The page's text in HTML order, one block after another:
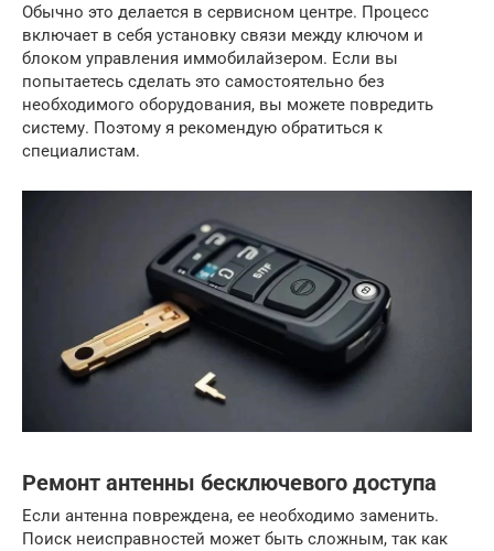
Обычно это делается в сервисном центре. Процесс
включает в себя установку связи между ключом и
блоком управления иммобилайзером. Если вы
попытаетесь сделать это самостоятельно без
необходимого оборудования, вы можете повредить
систему. Поэтому я рекомендую обратиться к
специалистам.
Ремонт антенны бесключевого доступа
Если антенна повреждена, ее необходимо заменить.
Поиск неисправностей может быть сложным, так как